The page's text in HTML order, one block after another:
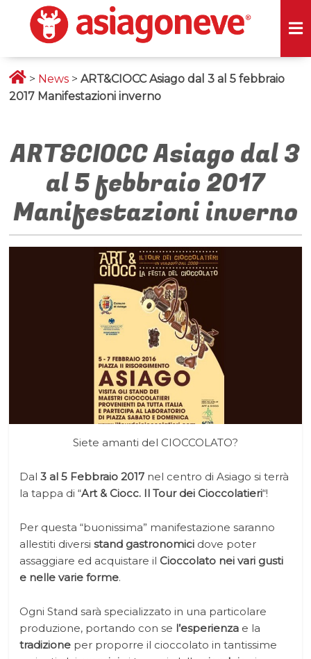
> News >ART&CIOCC Asiago dal 3 al 5 febbraio
2017 Manifestazioni inverno
ART&CIOCC Asiago dal 3
al 5 febbraio 2017
Manifestazioni inverno
Siete amanti del CIOCCOLATO?
Dal3 al 5 Febbraio 2017 nel centro di Asiago si terrà
la tappa di “Art & Ciocc. Il Tour dei Cioccolatieri“!
Per questa “buonissima” manifestazione saranno
allestiti diversistand gastronomici dove poter
assaggiare ed acquistare il Cioccolato nei vari gusti
e nelle varie forme.
Ogni Stand sarà specializzato in una particolare
produzione, portando con se l’esperienza e la
tradizione per proporre il cioccolato in tantissime